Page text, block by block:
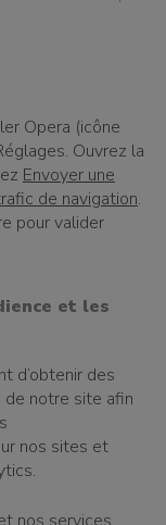
Opera (icône
Ouvrez la
Envoyer une
de navigation.
pour valider
et les
d’obtenir des
notre site afin
nos sites et